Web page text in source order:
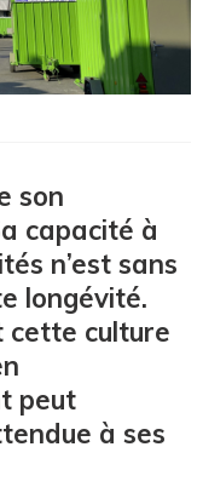
son
capacité à
n’est sans
longévité.
cette culture
peut
à ses